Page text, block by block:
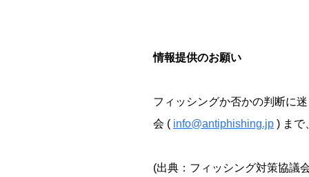
情報提供のお願い
フィッシングか否かの判断に
会 ( info@antiphishing.jp ) まで
(出典：フィッシング対策協議